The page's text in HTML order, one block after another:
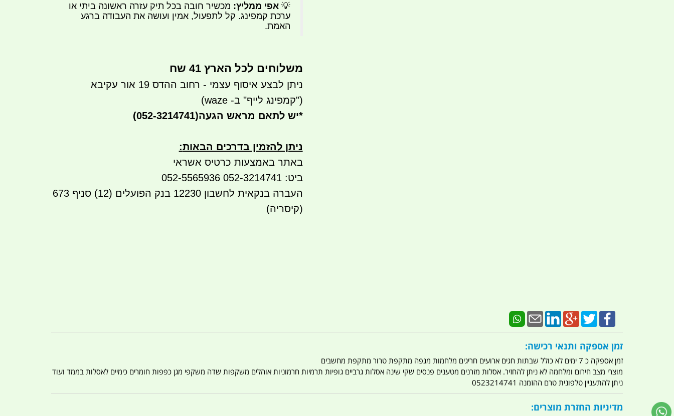
💡אפי ממליץ: מכשיר חובה בכל תיק עזרה ראשונה ביתי או
ערכת קמפינג. קל לתפעול, אמין ועושה את העבודה ברגע
האמת.
משלוחים לכל הארץ 41 שח
ניתן לבצע איסוף עצמי - רחוב ההדס 19 אור עקיבא
("קמפינג לייף" ב- waze)
*יש לתאם מראש הגעה(052-3214741)
ניתן להזמין בדרכים הבאות:
באתר באמצעות כרטיס אשראי
ביט: 052-3214741 052-5565936
העברה בנקאית לחשבון 12230 בנק הפועלים (12) סניף 673
(קיסריה)
זמן אספקה ותנאי רכישה:
זמן אספקה כ 7 ימים לא כולל שבתות חגים ארועים חריגים מלחמות מגפה מתקפת טרור מתקפת מחשבים
מוצרי מצב חירום ומלחמה לא ניתן להחזיר. אסלות מזרנים מטענים פנסים שקי שינה אסלות גרביים גופיות תרמיות חרמוניות אוהלים משקפות שדה משקפי מגן כפפות חומרים כימיים לאסלות בממד ועוד
ניתן להתעניין טלפונית טרם ההזמנה 0523214741
מדיניות החזרת מוצרים: